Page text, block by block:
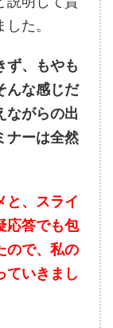
た。
ず、もやも
んな感じだ
ながらの出
ナーは全然
と、スライ
応答でも包
ので、私の
ていきまし